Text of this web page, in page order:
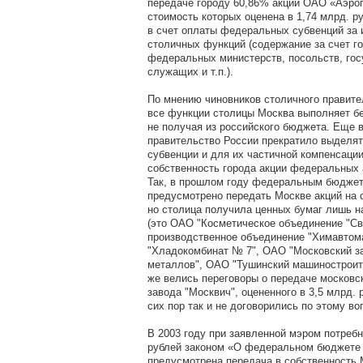
передаче городу 60,86% акций ОАО
стоимость которых оценена в 1,74 млрд.
в счет оплаты федеральных субвенций за
столичных функций (содержание за счет
федеральных министерств, посольств,
служащих и т.п.).
По мнению чиновников столичного
все функции столицы Москва выполняет
не получая из российского бюджета. Еще
правительство России прекратило
субвенции и для их частичной
собственность города акции
Так, в прошлом году федеральным
предусмотрено передать Москве акций
но столица получила ценных бумаг лишь
(это ОАО "Косметическое объединение
производственное объединение
"Хладокомбинат № 7", ОАО "Московский
металлов", ОАО "Тушинский
же велись переговоры о передаче
завода "Москвич", оцененного в 3,5 млрд.
сих пор так и не договорились по этому
В 2003 году при заявленной мэром
рублей законом «О федеральном бюджете